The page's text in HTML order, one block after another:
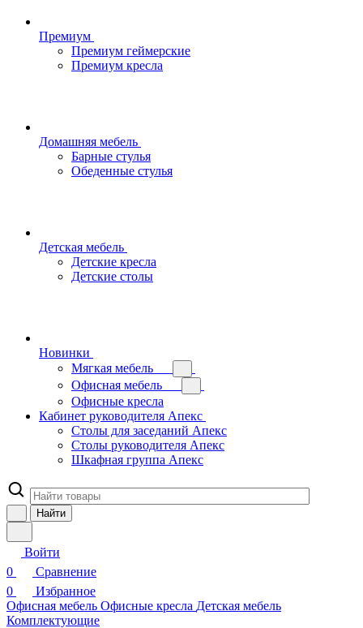
Премиум
Премиум геймерские
Премиум кресла
Домашняя мебель
Барные стулья
Обеденные стулья
Детская мебель
Детские кресла
Детские столы
Новинки
Мягкая мебель
Офисная мебель
Офисные кресла
Кабинет руководителя Апекс
Столы для заседаний Апекс
Столы руководителя Апекс
Шкафная группа Апекс
Найти
Войти
0
Сравнение
0
Избранное
Офисная мебель Офисные кресла Детская мебель
Комплектующие